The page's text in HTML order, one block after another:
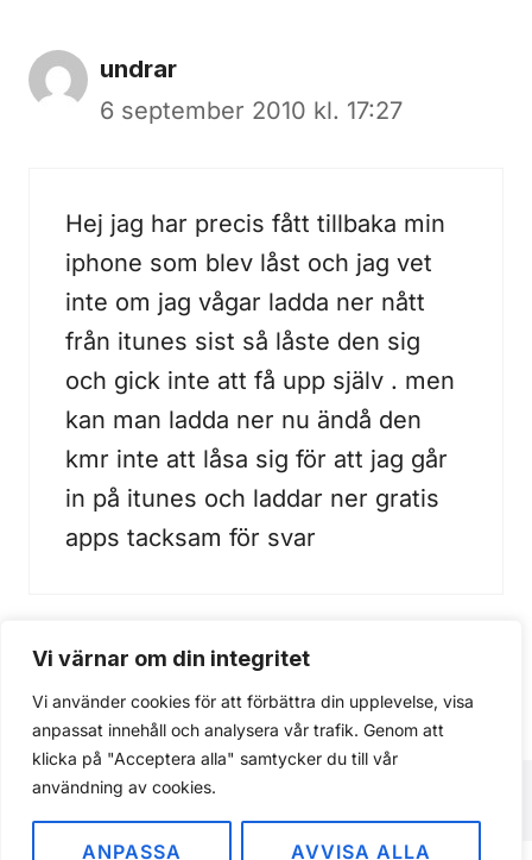
Vi värnar om din integritet
Vi använder cookies för att förbättra din upplevelse, visa
anpassat innehåll och analysera vår trafik. Genom att
klicka på "Acceptera alla" samtycker du till vår
användning av cookies.
ANPASSA AVVISA ALLA
undrar
6 september 2010 kl. 17:27
Hej jag har precis fått tillbaka min
iphone som blev låst och jag vet
inte om jag vågar ladda ner nått
från itunes sist så låste den sig
och gick inte att få upp själv . men
kan man ladda ner nu ändå den
kmr inte att låsa sig för att jag går
in på itunes och laddar ner gratis
apps tacksam för svar